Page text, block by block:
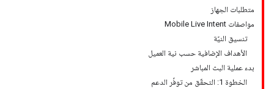
متطلبات الجهاز
مواصفات Mobile Live Intent
تنسيق النيّة
الأهداف الإضافية حسب نية العميل
بدء عملية البث المباشر
الخطوة 1: التحقّق من توفّر الدعم